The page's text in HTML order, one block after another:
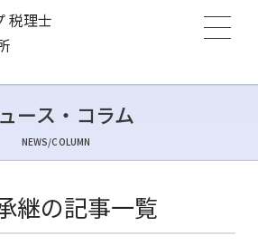
ース・コラム
NEWS/COLUMN
継の記事一覧